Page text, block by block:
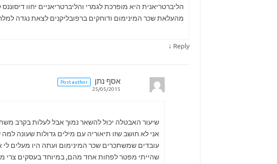
הליברטריאנית היא מופרכת לגמרי והליברטריאניים יחוו
מהעלאת שכר המינימום ודוחקים ברפובליקנים לצאת נגדה
Reply
↓
אסף נתן
Post author
25/05/2015
שיעור האבטלה יכול להשאר נמוך אבל לעלות בקרב
אני לא חושב שזו תיאוריה עם מילים גדולות שעונה
שהייתי מפטר לפחות אחד מהם, במיוחד בעסקים צרי